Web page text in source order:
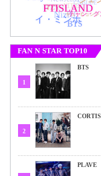
FAN N STAR TOP10
1
BTS
2
CORTIS
PLAVE